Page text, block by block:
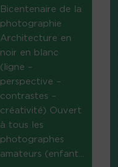
Bicentenaire de la
photographie
Architecture en
noir en blanc
(ligne –
perspective –
contrastes –
créativité) Ouvert
à tous les
photographes
amateurs (enfant...